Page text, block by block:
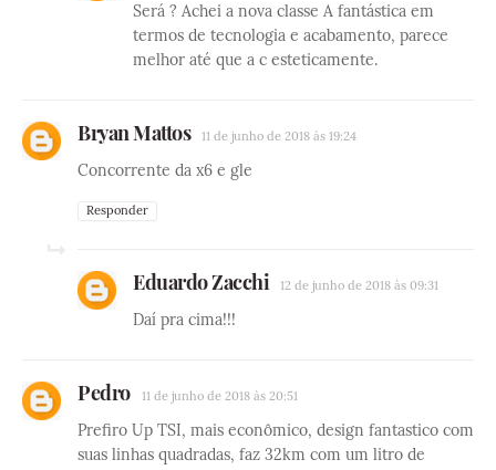
Será ? Achei a nova classe A fantástica em
termos de tecnologia e acabamento, parece
melhor até que a c esteticamente.
Bryan Mattos 11 de junho de 2018 às 19:24
Concorrente da x6 e gle
Responder
Eduardo Zacchi 12 de junho de 2018 às 09:31
Daí pra cima!!!
Pedro 11 de junho de 2018 às 20:51
Prefiro Up TSI, mais econômico, design fantastico com
suas linhas quadradas, faz 32km com um litro de